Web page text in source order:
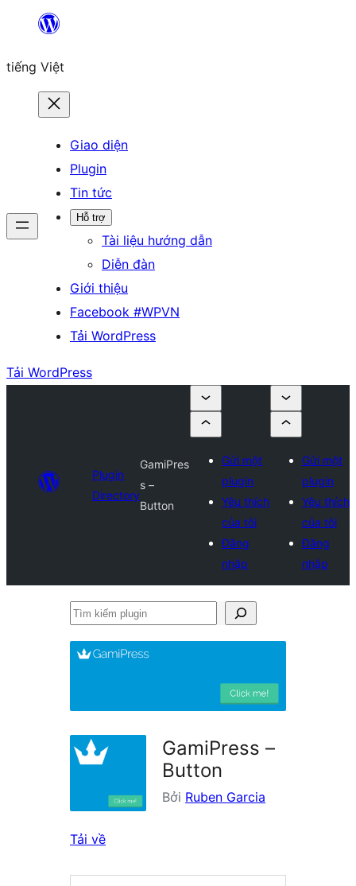
Chuyển
phần
tiếng Việt
Giao diện
Plugin
Tin tức
Hỗ trợ
Tài liệu hướng dẫn
Diễn đàn
Giới thiệu
Facebook #WPVN
Tải WordPress
Tải WordPress
Plugin
Directory
GamiPres
s –
Button
Gửi một
plugin
Yêu thích
của tôi
Đăng
nhập
Gửi một
plugin
Yêu thích
của tôi
Đăng
nhập
Tìm
plugin
GamiPress –
Button
Bởi Ruben Garcia
Tải về